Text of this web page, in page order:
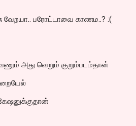
வேறயா.. பரோட்டாவை காணம..? :(
அது வெறும் குறும்படம்தான்